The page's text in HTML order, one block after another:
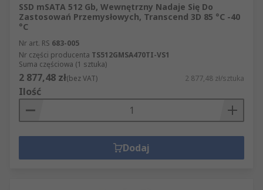
SSD mSATA 512 Gb, Wewnętrzny Nadaje Się Do
Zastosowań Przemysłowych, Transcend 3D 85 °C -40
°C
Nr art. RS 683-005
Nr części producenta TS512GMSA470TI-VS1
Suma częściowa (1 sztuka)
2 877,48 zł(bez VAT) 2 877,48 zł/sztuka
Ilość
Dodaj